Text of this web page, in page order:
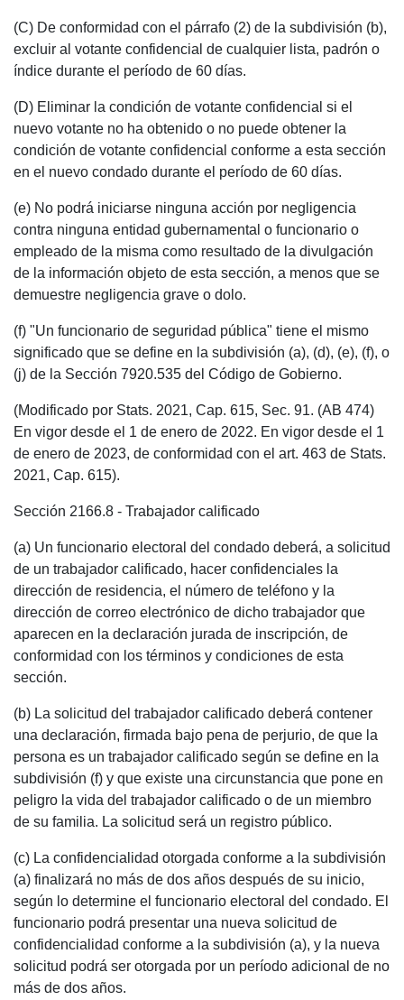
(C) De conformidad con el párrafo (2) de la subdivisión (b),
excluir al votante confidencial de cualquier lista, padrón o
índice durante el período de 60 días.
(D) Eliminar la condición de votante confidencial si el
nuevo votante no ha obtenido o no puede obtener la
condición de votante confidencial conforme a esta sección
en el nuevo condado durante el período de 60 días.
(e) No podrá iniciarse ninguna acción por negligencia
contra ninguna entidad gubernamental o funcionario o
empleado de la misma como resultado de la divulgación
de la información objeto de esta sección, a menos que se
demuestre negligencia grave o dolo.
(f) "Un funcionario de seguridad pública" tiene el mismo
significado que se define en la subdivisión (a), (d), (e), (f), o
(j) de la Sección 7920.535 del Código de Gobierno.
(Modificado por Stats. 2021, Cap. 615, Sec. 91. (AB 474)
En vigor desde el 1 de enero de 2022. En vigor desde el 1
de enero de 2023, de conformidad con el art. 463 de Stats.
2021, Cap. 615).
Sección 2166.8 - Trabajador calificado
(a) Un funcionario electoral del condado deberá, a solicitud
de un trabajador calificado, hacer confidenciales la
dirección de residencia, el número de teléfono y la
dirección de correo electrónico de dicho trabajador que
aparecen en la declaración jurada de inscripción, de
conformidad con los términos y condiciones de esta
sección.
(b) La solicitud del trabajador calificado deberá contener
una declaración, firmada bajo pena de perjurio, de que la
persona es un trabajador calificado según se define en la
subdivisión (f) y que existe una circunstancia que pone en
peligro la vida del trabajador calificado o de un miembro
de su familia. La solicitud será un registro público.
(c) La confidencialidad otorgada conforme a la subdivisión
(a) finalizará no más de dos años después de su inicio,
según lo determine el funcionario electoral del condado. El
funcionario podrá presentar una nueva solicitud de
confidencialidad conforme a la subdivisión (a), y la nueva
solicitud podrá ser otorgada por un período adicional de no
más de dos años.